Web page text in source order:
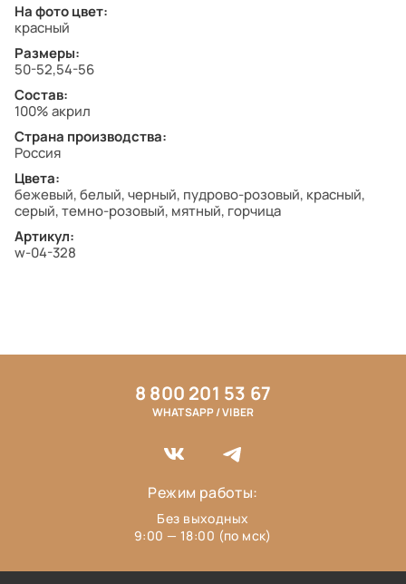
На фото цвет:
красный
Размеры:
50-52,54-56
Состав:
100% акрил
Страна производства:
Россия
Цвета:
бежевый, белый, черный, пудрово-розовый, красный,
серый, темно-розовый, мятный, горчица
Артикул:
w-04-328
8 800 201 53 67
WHATSAPP / VIBER
Режим работы:
Без выходных
9:00 — 18:00 (по мск)